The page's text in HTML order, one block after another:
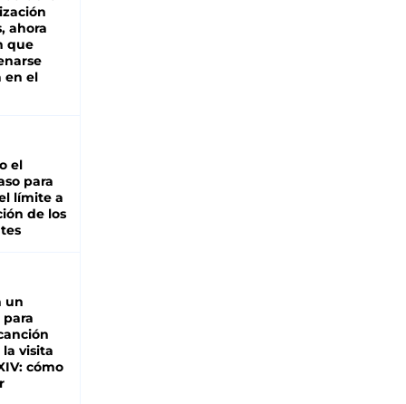
ahora
que
en el
el
para
límite a
de los
un
para
visita
cómo